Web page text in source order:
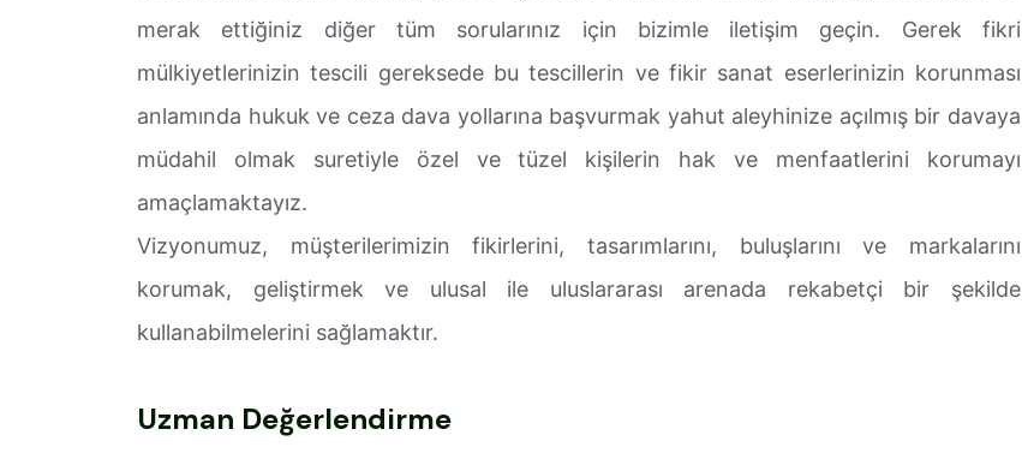
merak ettiğiniz diğer tüm sorularınız için bizimle iletişim geçin. Gerek fikri
mülkiyetlerinizin tescili gereksede bu tescillerin ve fikir sanat eserlerinizin korunması
anlamında hukuk ve ceza dava yollarına başvurmak yahut aleyhinize açılmış bir davaya
müdahil olmak suretiyle özel ve tüzel kişilerin hak ve menfaatlerini korumayı
amaçlamaktayız.
Vizyonumuz, müşterilerimizin fikirlerini, tasarımlarını, buluşlarını ve markalarını
korumak, geliştirmek ve ulusal ile uluslararası arenada rekabetçi bir şekilde
kullanabilmelerini sağlamaktır.
Uzman Değerlendirme